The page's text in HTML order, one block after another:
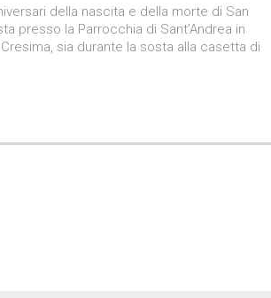
della nascita e della morte di San
presso la Parrocchia di Sant’Andrea in
sia durante la sosta alla casetta di